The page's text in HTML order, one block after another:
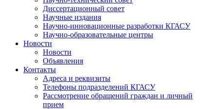
Диссертационный совет
Научные издания
Научно-инновационные разработки КГАСУ
Научно-образовательные центры
Новости
Новости
Объявления
Контакты
Адреса и реквизиты
Телефоны подразделений КГАСУ
Рассмотрение обращений граждан и личный
прием